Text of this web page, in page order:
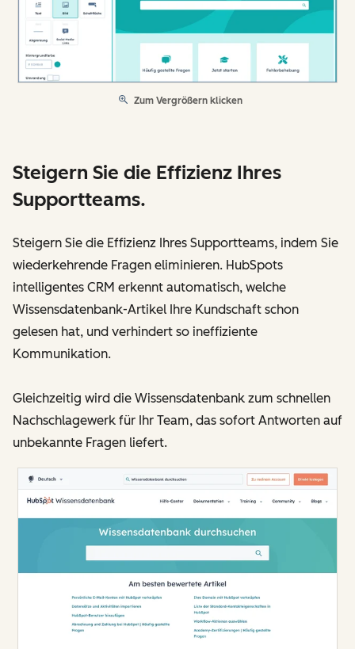
Zum Vergrößern klicken
Steigern Sie die Effizienz Ihres
Supportteams.
Steigern Sie die Effizienz Ihres Supportteams, indem Sie
wiederkehrende Fragen eliminieren. HubSpots
intelligentes CRM erkennt automatisch, welche
Wissensdatenbank-Artikel Ihre Kundschaft schon
gelesen hat, und verhindert so ineffiziente
Kommunikation.
Gleichzeitig wird die Wissensdatenbank zum schnellen
Nachschlagewerk für Ihr Team, das sofort Antworten auf
unbekannte Fragen liefert.